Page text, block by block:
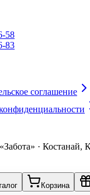
58
83
соглашение
· Костанай,
Корзина